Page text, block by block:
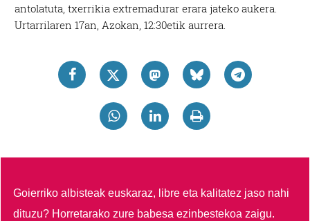
antolatuta, txerrikia extremadurar erara jateko aukera.
Urtarrilaren 17an, Azokan, 12:30etik aurrera.
Goierriko albisteak euskaraz, libre eta kalitatez jaso nahi
dituzu? Horretarako zure babesa ezinbestekoa zaigu.